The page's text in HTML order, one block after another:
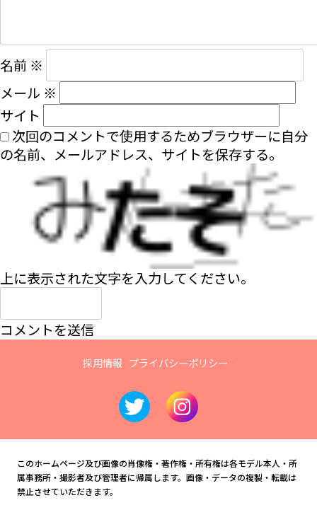
名前 ※
メール ※
サイト
次回のコメントで使用するためブラウザーに自分
の名前、メールアドレス、サイトを保存する。
上に表示された文字を入力してください。
採用情報 プライバシーポリシー
このホームページ及び画像の肖像権・著作権・所有権は各モデル本人・所
属事務所・撮影者及び管理者に帰属します。画像・データの複製・転載は
禁止させていただきます。